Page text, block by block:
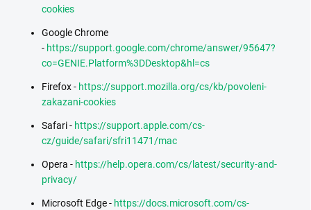
cookies
Google Chrome
- https://support.google.com/chrome/answer/95647?
co=GENIE.Platform%3DDesktop&hl=cs
Firefox - https://support.mozilla.org/cs/kb/povoleni-
zakazani-cookies
Safari - https://support.apple.com/cs-
cz/guide/safari/sfri11471/mac
Opera - https://help.opera.com/cs/latest/security-and-
privacy/
Microsoft Edge - https://docs.microsoft.com/cs-